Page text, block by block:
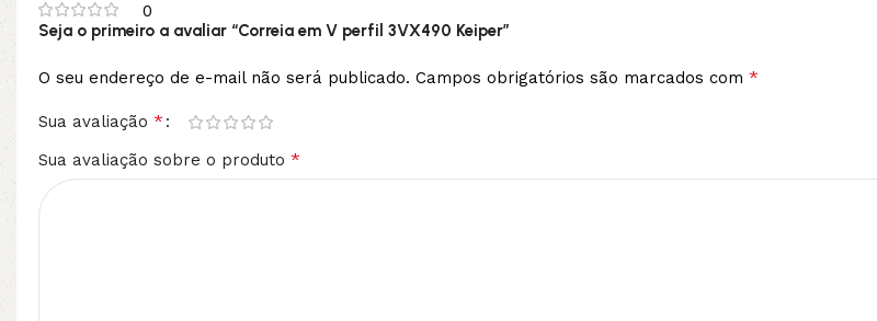
0
Seja o primeiro a avaliar “Correia em V perfil 3VX490 Keiper”
O seu endereço de e-mail não será publicado. Campos obrigatórios são marcados com *
Sua avaliação *
Sua avaliação sobre o produto *